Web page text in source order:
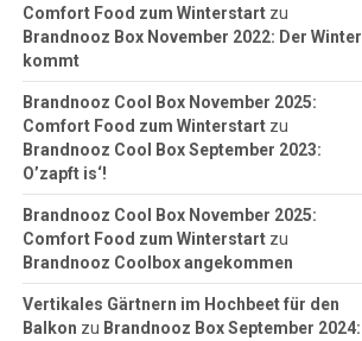
Comfort Food zum Winterstart zu
Brandnooz Box November 2022: Der Winter
kommt
Brandnooz Cool Box November 2025:
Comfort Food zum Winterstart zu
Brandnooz Cool Box September 2023:
O’zapft is‘!
Brandnooz Cool Box November 2025:
Comfort Food zum Winterstart zu
Brandnooz Coolbox angekommen
Vertikales Gärtnern im Hochbeet für den
Balkon zu Brandnooz Box September 2024: